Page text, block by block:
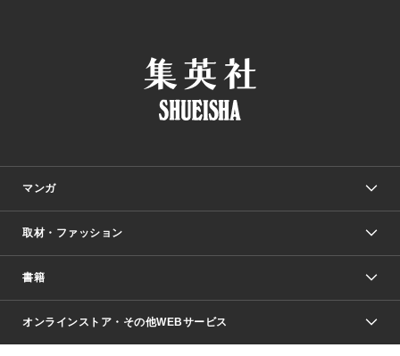
マンガ
少年マンガ
Vジャンプ
週刊ヤングジャンプ
少女マンガ
取材・ファッション
Seventeen
芸能・情報・スポーツ
書籍
文芸・文庫・総合
オンラインストア・その他WEBサービス